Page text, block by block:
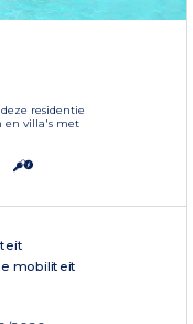
residentie
en villa's met
mobiliteit